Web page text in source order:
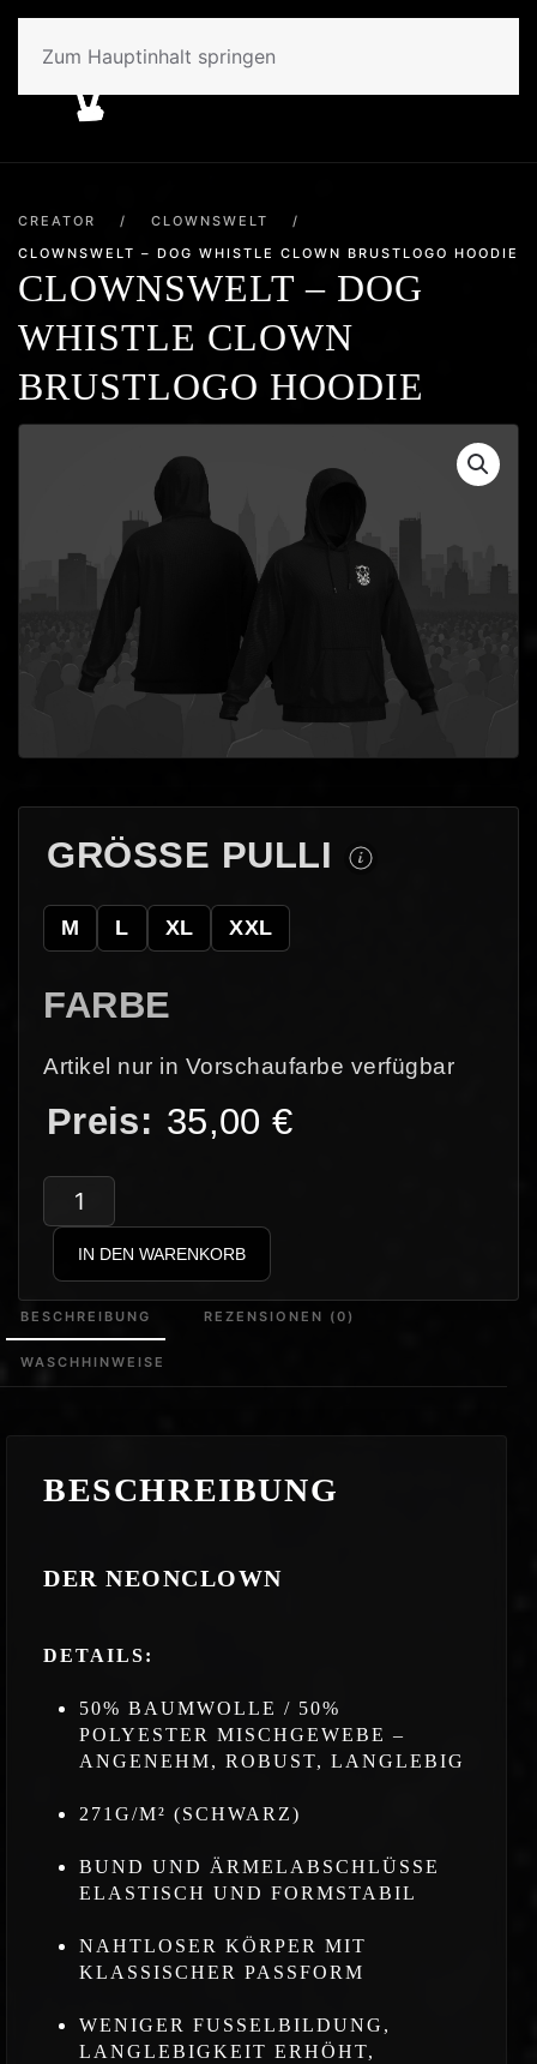
Zum Hauptinhalt springen
CREATOR / CLOWNSWELT
/
CLOWNSWELT – DOG WHISTLE CLOWN BRUSTLOGO HOODIE
CLOWNSWELT – DOG
WHISTLE CLOWN
BRUSTLOGO HOODIE
GRÖSSE PULLI
M L XL XXL
FARBE
Artikel nur in Vorschaufarbe verfügbar
35,00 €
Clownswelt
–
Dog
Whistle
Clown
Brustlogo
IN DEN WARENKORB
BESCHREIBUNG REZENSIONEN (0)
WASCHHINWEISE
BESCHREIBUNG
DER NEONCLOWN
DETAILS:
50% BAUMWOLLE / 50%
POLYESTER MISCHGEWEBE –
ANGENEHM, ROBUST, LANGLEBIG
271G/M² (SCHWARZ)
BUND UND ÄRMELABSCHLÜSSE
ELASTISCH UND FORMSTABIL
NAHTLOSER KÖRPER MIT
KLASSISCHER PASSFORM
WENIGER FUSSELBILDUNG,
LANGLEBIGKEIT ERHÖHT,